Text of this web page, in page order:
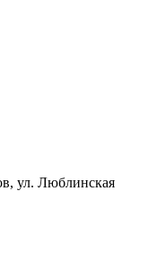
ул. Люблинская